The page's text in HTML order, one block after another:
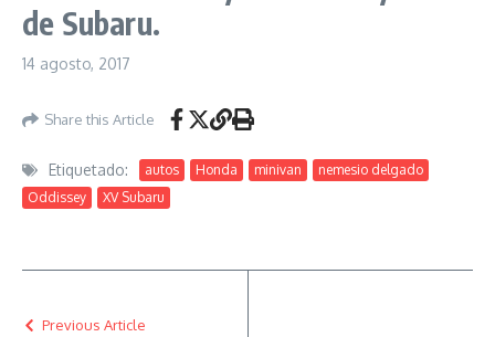
de Subaru.
14 agosto, 2017
Share this Article
Etiquetado: autos Honda minivan
nemesio delgado
Oddissey
XV Subaru
Previous Article